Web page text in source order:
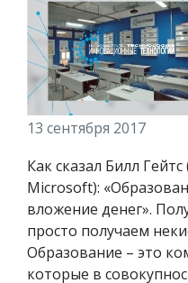
13 сентября 2017
Как сказал Билл
Microsoft):
вложение денег».
просто получаем
Образование – это
которые в